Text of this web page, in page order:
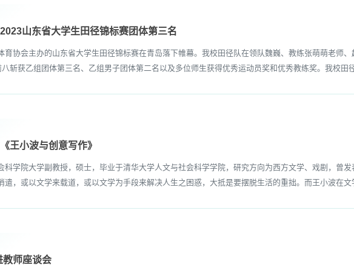
山东省大学生田径锦标赛团体第三名
协会主办的山东省大学生田径锦标赛在青岛落下帷幕。我校田径队在领队魏巍、教练张萌萌老师、
斩获乙组团体第三名、乙组男子团体第二名以及多位师生获得优秀运动员奖和优秀教练奖。我校田
王小波与创意写作》
院大学副教授，硕士，毕业于清华大学人文与社会科学学院，研究方向为西方文学、戏剧，曾发
遣，或以文学来载道，或以文学为手段来解决人生之困惑，大抵是要摆脱生活的重拙。而王小波在
教师座谈会